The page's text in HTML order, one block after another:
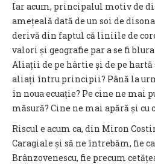
Iar acum, principalul motiv de
amețeală dată de un soi de
derivă din faptul că liniile de
valori și geografie par a se fi
Aliații de pe hârtie și de pe
aliați întru principii? Până la
în noua ecuație? Pe cine ne mai
măsură? Cine ne mai apără și cu
Riscul e acum ca, din Miron
Caragiale și să ne întrebăm, fie
Brânzovenescu, fie precum